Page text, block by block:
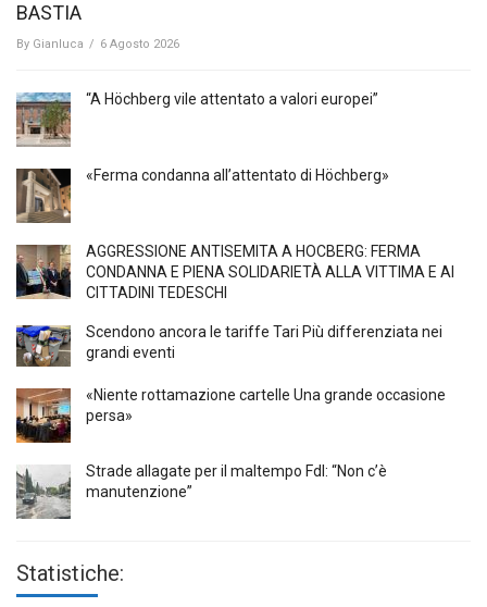
BASTIA
By Gianluca / 6 Agosto 2026
“A Höchberg vile attentato a valori europei”
«Ferma condanna all’attentato di Höchberg»
AGGRESSIONE ANTISEMITA A HÖCBERG: FERMA
CONDANNA E PIENA SOLIDARIETÀ ALLA VITTIMA E AI
CITTADINI TEDESCHI
Scendono ancora le tariffe Tari Più differenziata nei
grandi eventi
«Niente rottamazione cartelle Una grande occasione
persa»
Strade allagate per il maltempo FdI: “Non c’è
manutenzione”
Statistiche: